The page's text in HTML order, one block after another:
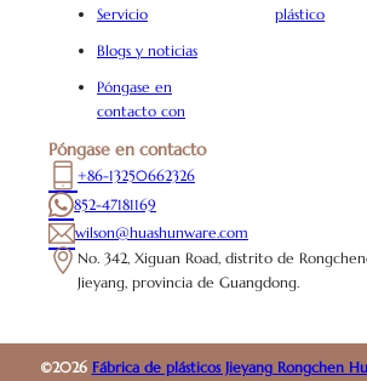
Servicio
Blogs y noticias
Póngase en
contacto con
plástico
Póngase en contacto
+86-13250662326
852-47181169
wilson@huashunware.com
No. 342, Xiguan Road, distrito de
Jieyang, provincia de Guangdong.
©2026 Fábrica de plásticos Jieyang Rongchen